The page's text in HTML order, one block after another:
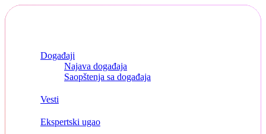
Skip
to
Događaji
Najava događaja
Saopštenja sa događaja
Vesti
Ekspertski ugao